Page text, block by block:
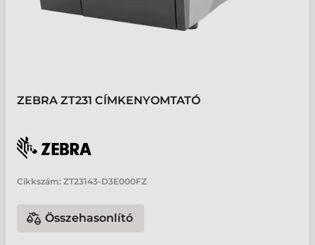
ZEBRA ZT231 CÍMKENYOMTATÓ
Cikkszám: ZT23143-D3E000FZ
Összehasonlító